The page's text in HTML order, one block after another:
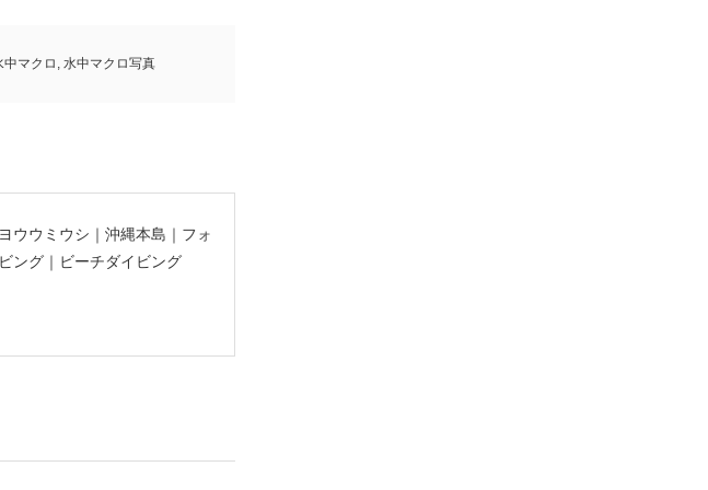
中マクロ , 水中マクロ写真
ウウミウシ｜沖縄本島｜フォ
ング｜ビーチダイビング